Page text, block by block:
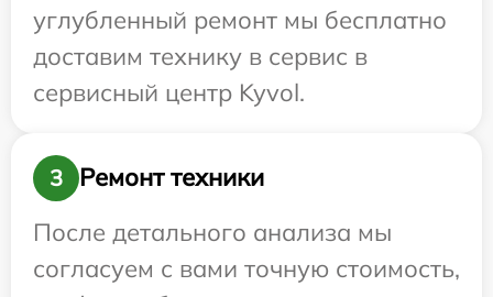
углубленный ремонт мы бесплатно
доставим технику в сервис в
сервисный центр Kyvol.
3
Ремонт техники
После детального анализа мы
согласуем с вами точную стоимость,